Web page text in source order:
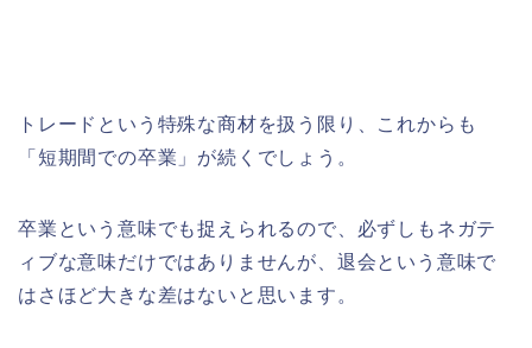
トレードという特殊な商材を扱う限り、これからも
「短期間での卒業」が続くでしょう。
卒業という意味でも捉えられるので、必ずしもネガテ
ィブな意味だけではありませんが、退会という意味で
はさほど大きな差はないと思います。